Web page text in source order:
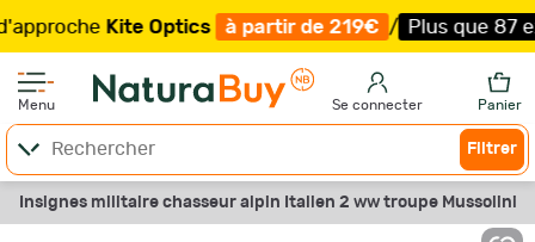
Kite Optics à partir de 219€ / Plus que 87
Menu Se connecter Panier
Filtrer
Insignes militaire chasseur alpin Italien 2 ww troupe Mussolini